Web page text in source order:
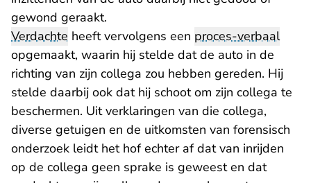
gewond geraakt.
Verdachte heeft vervolgens een proces-verbaal
opgemaakt, waarin hij stelde dat de auto in de
richting van zijn collega zou hebben gereden. Hij
stelde daarbij ook dat hij schoot om zijn collega te
beschermen. Uit verklaringen van die collega,
diverse getuigen en de uitkomsten van forensisch
onderzoek leidt het hof echter af dat van inrijden
op de collega geen sprake is geweest en dat